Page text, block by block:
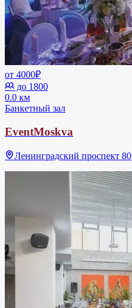
от 4000₽
до 1800
0.0 км
Банкетный зал
EventMoskva
Ленинградский проспект 80